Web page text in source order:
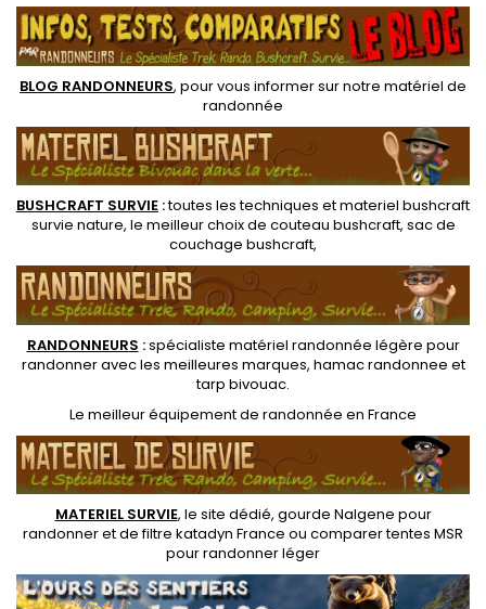
l'eau de surface
au frais grâce à l'évaporation
de l'eau de surface
BLOG RANDONNEURS, pour vous informer sur notre matériel de
randonnée
BUSHCRAFT SURVIE :toutes les techniques etmateriel bushcraft
survie nature, le meilleur choix de couteau bushcraft, sac de
couchage bushcraft,
RANDONNEURS :spécialiste matériel randonnée légère pour
randonner avec les meilleures marques, hamac randonnee et
tarp bivouac.
Le meilleur équipement de randonnée en France
MATERIEL SURVIE, le site dédié, gourde Nalgene pour
randonneret defiltre katadyn France ou comparer tentes MSR
pour randonner léger